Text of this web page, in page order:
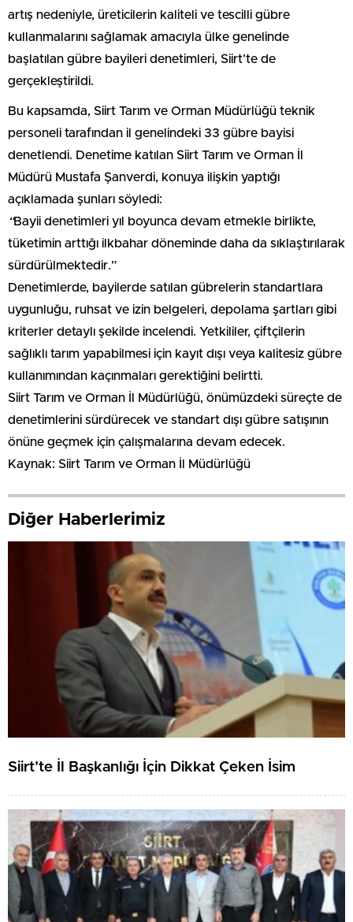
artış nedeniyle, üreticilerin kaliteli ve tescilli gübre
kullanmalarını sağlamak amacıyla ülke genelinde
başlatılan gübre bayileri denetimleri, Siirt’te de
gerçekleştirildi.
Bu kapsamda, Siirt Tarım ve Orman Müdürlüğü teknik
personeli tarafından il genelindeki 33 gübre bayisi
denetlendi. Denetime katılan Siirt Tarım ve Orman İl
Müdürü Mustafa Şanverdi, konuya ilişkin yaptığı
açıklamada şunları söyledi:
“Bayii denetimleri yıl boyunca devam etmekle birlikte,
tüketimin arttığı ilkbahar döneminde daha da sıklaştırılarak
sürdürülmektedir.”
Denetimlerde, bayilerde satılan gübrelerin standartlara
uygunluğu, ruhsat ve izin belgeleri, depolama şartları gibi
kriterler detaylı şekilde incelendi. Yetkililer, çiftçilerin
sağlıklı tarım yapabilmesi için kayıt dışı veya kalitesiz gübre
kullanımından kaçınmaları gerektiğini belirtti.
Siirt Tarım ve Orman İl Müdürlüğü, önümüzdeki süreçte de
denetimlerini sürdürecek ve standart dışı gübre satışının
önüne geçmek için çalışmalarına devam edecek.
Kaynak: Siirt Tarım ve Orman İl Müdürlüğü
Diğer Haberlerimiz
Siirt’te İl Başkanlığı İçin Dikkat Çeken İsim